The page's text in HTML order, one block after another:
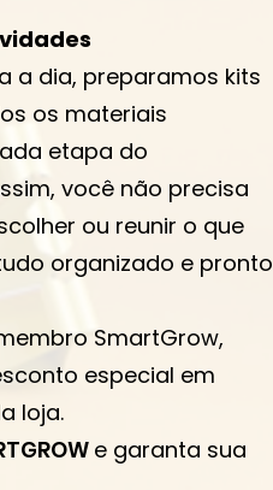
a dia, preparamos kits
os materiais
etapa do
você não precisa
ou reunir o que
organizado e pronto
SmartGrow,
especial em
loja.
e garanta sua